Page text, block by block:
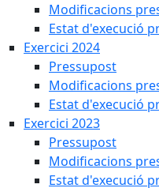
Modificacions
Estat d'execució
Exercici 2024
Pressupost
Modificacions
Estat d'execució
Exercici 2023
Pressupost
Modificacions
Estat d'execució